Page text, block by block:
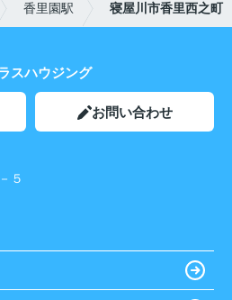
香里園駅 寝屋川市香里西之町
スハウジング
お問い合わせ
５